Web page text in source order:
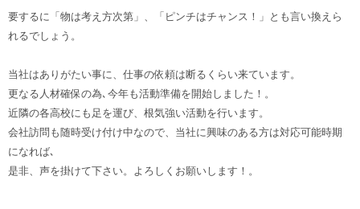
要するに「物は考え方次第」、「ピンチはチャンス！」とも言い換えら
れるでしょう。
当社はありがたい事に、仕事の依頼は断るくらい来ています。
更なる人材確保の為､今年も活動準備を開始しました！。
近隣の各高校にも足を運び、根気強い活動を行います。
会社訪問も随時受け付け中なので、当社に興味のある方は対応可能時期
になれば､
是非、声を掛けて下さい。よろしくお願いします！。